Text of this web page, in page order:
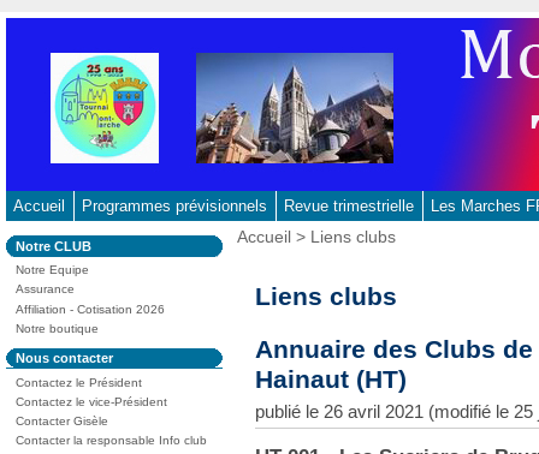
contenu
principal
-
Aller
à
la
recherche
Accueil Programmes prévisionnels Revue trimestrielle Les Marches
Dans
la
rubrique
:
Notre CLUB
Notre Equipe
Assurance
Affiliation - Cotisation 2026
Notre boutique
Dans
la
rubrique
:
Nous contacter
Contactez le Président
Contactez le vice-Président
Contacter Gisèle
Contacter la responsable Info club
Vous
Accueil > Liens clubs
Liens clubs
Annuaire des Clubs
Hainaut (HT)
publié le 26 avril 2021 (modifié le